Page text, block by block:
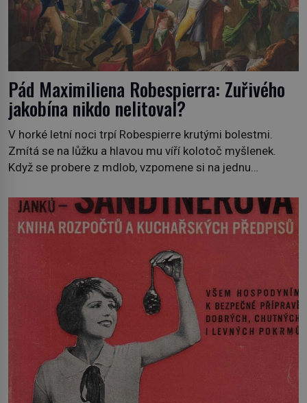
Pád Maximiliena Robespierra: Zuřivého
jakobína nikdo nelitoval?
V horké letní noci trpí Robespierre krutými bolestmi.
Zmítá se na lůžku a hlavou mu víří kolotoč myšlenek.
Když se probere z mdlob, vzpomene si na jednu
Prorokovala mu tragický osud. Tehdy se jí vysmál.
„Robespierre to dotáhne hodně daleko,“ prohlásil o něm
jiný významný francouzský revolucionář, Honoré de